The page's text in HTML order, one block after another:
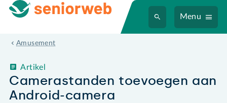
Menu
Amusement
Camerastanden toevoegen aan
Android-camera
Artikel